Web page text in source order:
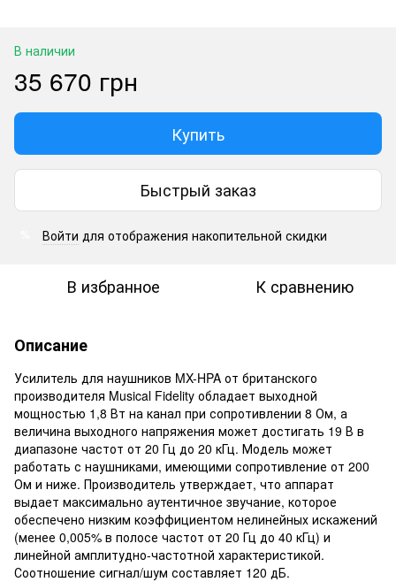
В наличии
35 670 грн
Купить
Быстрый заказ
Войти для отображения накопительной скидки
В избранное К сравнению
Описание
Усилитель для наушников MX-HPA от британского
производителя Musical Fidelity обладает выходной
мощностью 1,8 Вт на канал при сопротивлении 8 Ом, а
величина выходного напряжения может достигать 19 В в
диапазоне частот от 20 Гц до 20 кГц. Модель может
работать с наушниками, имеющими сопротивление от 200
Ом и ниже. Производитель утверждает, что аппарат
выдает максимально аутентичное звучание, которое
обеспечено низким коэффициентом нелинейных искажений
(менее 0,005% в полосе частот от 20 Гц до 40 кГц) и
линейной амплитудно-частотной характеристикой.
Соотношение сигнал/шум составляет 120 дБ.